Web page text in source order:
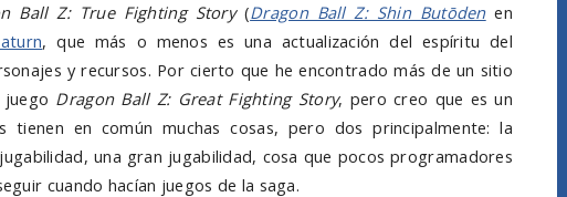
Ball Z: True Fighting Story(Dragon Ball Z: Shin Butōdenen
, que más o menos es una actualización del espíritu del
y recursos. Por cierto que he encontrado más de un sitio
Dragon Ball Z: Great Fighting Story, pero creo que es un
tienen en común muchas cosas, pero dos principalmente: la
una gran jugabilidad, cosa que pocos programadores
cuando hacían juegos de la saga.